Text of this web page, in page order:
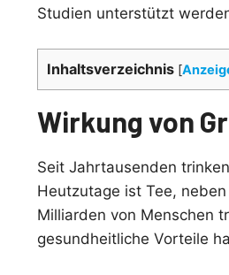
Studien unterstützt
Inhaltsverzeichnis [
Wirkung von
Seit Jahrtausenden
Heutzutage ist Tee,
Milliarden von Menschen
gesundheitliche Vorteile